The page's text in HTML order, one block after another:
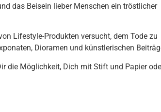
das Beisein lieber Menschen ein tröstlicher
Lifestyle-Produkten versucht, dem Tode zu
Dioramen und künstlerischen
die Möglichkeit, Dich mit Stift und Papier